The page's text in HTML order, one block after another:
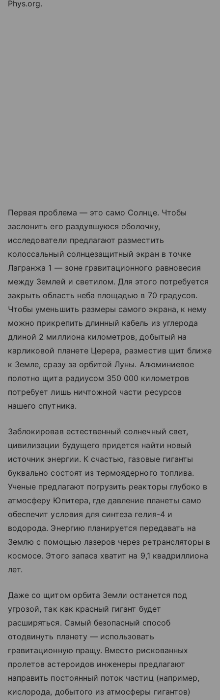
Phys.org.
Первая проблема — это само Солнце. Чтобы
заслонить его раздувшуюся оболочку,
исследователи предлагают разместить
колоссальный солнцезащитный экран в точке
Лагранжа 1 — зоне гравитационного равновесия
между Землей и светилом. Для этого потребуется
закрыть область неба площадью в 70 градусов.
Чтобы уменьшить размеры самого экрана, к нему
можно прикрепить длинный кабель из углерода
длиной 2 миллиона километров, добытый на
карликовой планете Церера, разместив щит ближе
к Земле, сразу за орбитой Луны. Алюминиевое
полотно щита радиусом 350 000 километров
потребует лишь ничтожной части ресурсов
нашего спутника.
Заблокировав естественный солнечный свет,
цивилизации будущего придется найти новый
источник энергии. К счастью, газовые гиганты
буквально состоят из термоядерного топлива.
Ученые предлагают погрузить реакторы глубоко в
атмосферу Юпитера, где давление планеты само
обеспечит условия для синтеза гелия-4 и
водорода. Энергию планируется передавать на
Землю с помощью лазеров через ретрансляторы в
космосе. Этого запаса хватит на 9,1 квадриллиона
лет.
Даже со щитом орбита Земли останется под
угрозой, так как красный гигант будет
расширяться. Самый безопасный способ
отодвинуть планету — использовать
гравитационную пращу. Вместо рискованных
пролетов астероидов инженеры предлагают
направить постоянный поток частиц (например,
кислорода, добытого из атмосферы гигантов)